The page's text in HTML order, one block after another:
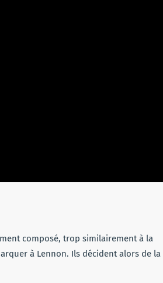
composé, trop similairement à la
à Lennon. Ils décident alors de la